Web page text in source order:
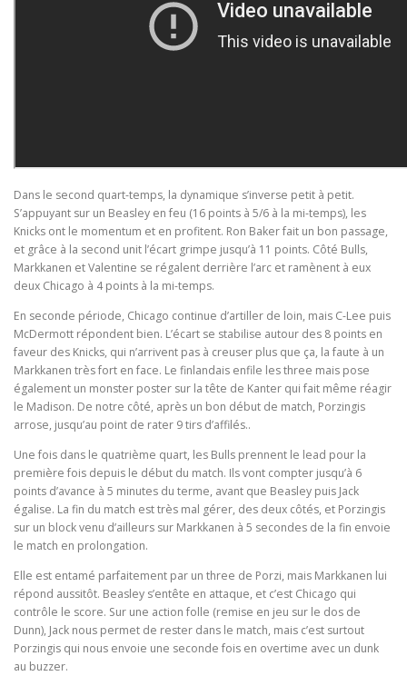
Dans le second quart-temps, la dynamique s’inverse petit à petit.
S’appuyant sur un Beasley en feu (16 points à 5/6 à la mi-temps), les
Knicks ont le momentum et en profitent. Ron Baker fait un bon passage,
et grâce à la second unit l’écart grimpe jusqu’à 11 points. Côté Bulls,
Markkanen et Valentine se régalent derrière l’arc et ramènent à eux
deux Chicago à 4 points à la mi-temps.
En seconde période, Chicago continue d’artiller de loin, mais C-Lee puis
McDermott répondent bien. L’écart se stabilise autour des 8 points en
faveur des Knicks, qui n’arrivent pas à creuser plus que ça, la faute à un
Markkanen très fort en face. Le finlandais enfile les three mais pose
également un monster poster sur la tête de Kanter qui fait même réagir
le Madison. De notre côté, après un bon début de match, Porzingis
arrose, jusqu’au point de rater 9 tirs d’affilés..
Une fois dans le quatrième quart, les Bulls prennent le lead pour la
première fois depuis le début du match. Ils vont compter jusqu’à 6
points d’avance à 5 minutes du terme, avant que Beasley puis Jack
égalise. La fin du match est très mal gérer, des deux côtés, et Porzingis
sur un block venu d’ailleurs sur Markkanen à 5 secondes de la fin envoie
le match en prolongation.
Elle est entamé parfaitement par un three de Porzi, mais Markkanen lui
répond aussitôt. Beasley s’entête en attaque, et c’est Chicago qui
contrôle le score. Sur une action folle (remise en jeu sur le dos de
Dunn), Jack nous permet de rester dans le match, mais c’est surtout
Porzingis qui nous envoie une seconde fois en overtime avec un dunk
au buzzer.